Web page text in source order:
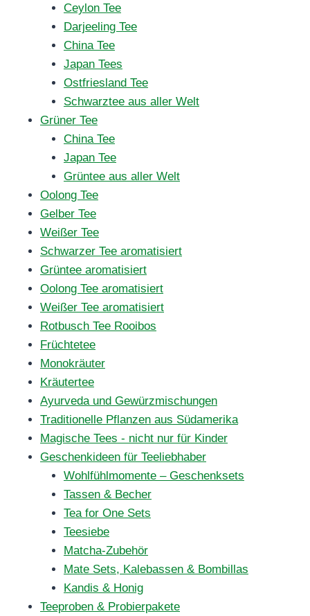
Ceylon Tee
Darjeeling Tee
China Tee
Japan Tees
Ostfriesland Tee
Schwarztee aus aller Welt
Grüner Tee
China Tee
Japan Tee
Grüntee aus aller Welt
Oolong Tee
Gelber Tee
Weißer Tee
Schwarzer Tee aromatisiert
Grüntee aromatisiert
Oolong Tee aromatisiert
Weißer Tee aromatisiert
Rotbusch Tee Rooibos
Früchtetee
Monokräuter
Kräutertee
Ayurveda und Gewürzmischungen
Traditionelle Pflanzen aus Südamerika
Magische Tees - nicht nur für Kinder
Geschenkideen für Teeliebhaber
Wohlfühlmomente – Geschenksets
Tassen & Becher
Tea for One Sets
Teesiebe
Matcha-Zubehör
Mate Sets, Kalebassen & Bombillas
Kandis & Honig
Teeproben & Probierpakete